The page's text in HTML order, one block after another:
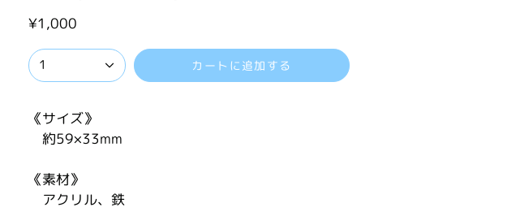
¥1,000
1 カートに追加する
《サイズ》
約59×33mm
《素材》
アクリル、鉄